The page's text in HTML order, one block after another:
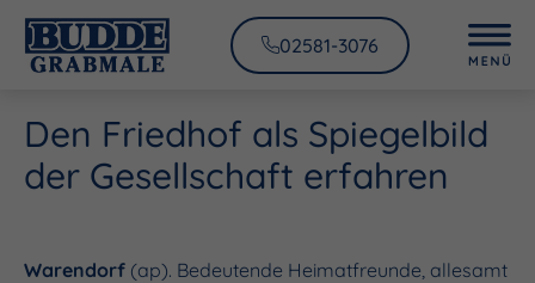
02581-3076
Den Friedhof als Spiegelbild
der Gesellschaft erfahren
Warendorf (ap). Bedeutende Heimatfreunde, allesamt